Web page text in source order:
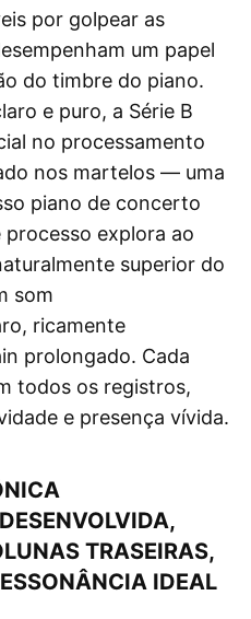
por golpear as
um papel
do timbre do piano.
e puro, a Série B
no processamento
nos martelos — uma
piano de concerto
processo explora ao
superior do
som
ricamente
prolongado. Cada
todos os registros,
e presença vívida.
TRASEIRAS,
IDEAL